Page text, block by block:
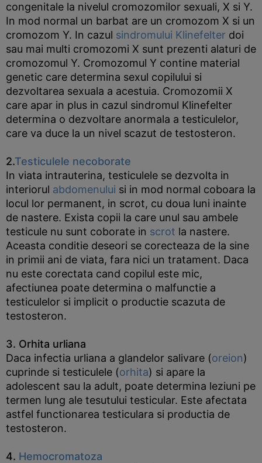
congenitale la nivelul cromozomilor sexuali, X si Y.
In mod normal un barbat are un cromozom X si un
cromozom Y. In cazul sindromului Klinefelter doi
sau mai multi cromozomi X sunt prezenti alaturi de
cromozomul Y. Cromozomul Y contine material
genetic care determina sexul copilului si
dezvoltarea sexuala a acestuia. Cromozomii X
care apar in plus in cazul sindromul Klinefelter
determina o dezvoltare anormala a testiculelor,
care va duce la un nivel scazut de testosteron.
2.Testiculele necoborate
In viata intrauterina, testiculele se dezvolta in
interiorul abdomenului si in mod normal coboara la
locul lor permanent, in scrot, cu doua luni inainte
de nastere. Exista copii la care unul sau ambele
testicule nu sunt coborate in scrot la nastere.
Aceasta conditie deseori se corecteaza de la sine
in primii ani de viata, fara nici un tratament. Daca
nu este corectata cand copilul este mic,
afectiunea poate determina o malfunctie a
testiculelor si implicit o productie scazuta de
testosteron.
3. Orhita urliana
Daca infectia urliana a glandelor salivare (oreion)
cuprinde si testiculele (orhita) si apare la
adolescent sau la adult, poate determina leziuni pe
termen lung ale tesutului testicular. Este afectata
astfel functionarea testiculara si productia de
testosteron.
4. Hemocromatoza